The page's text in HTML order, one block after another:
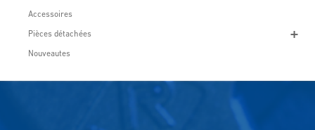
Accessoires
Pièces détachées
Nouveautes